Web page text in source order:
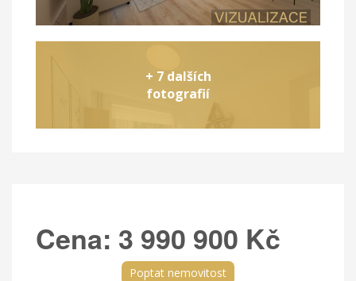
+ 7 dalších
fotografií
Cena: 3 990 900 Kč
Poptat nemovitost